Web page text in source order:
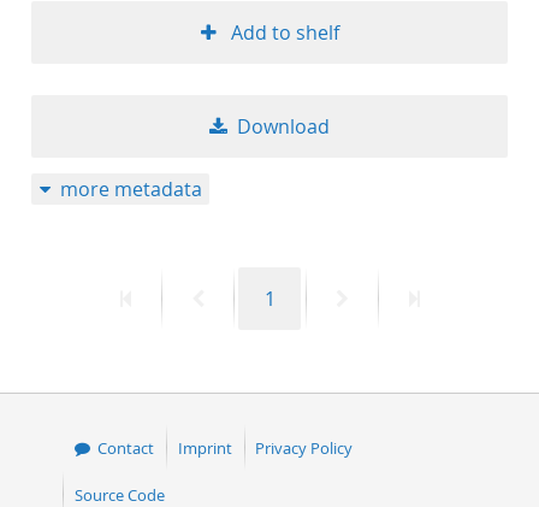
Add to shelf
Download
more metadata
PreviousPage
1
Contact Imprint Privacy Policy
Source Code